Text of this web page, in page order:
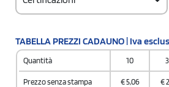
TABELLA PREZZI CADAUNO | Iva
Quantità 10
Prezzo senza stampa €5,06 €